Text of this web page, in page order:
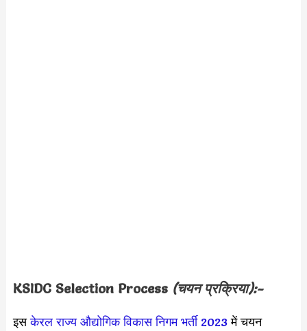
KSIDC Selection Process (चयन प्रक्रिया):-
इसकेरल राज्य औद्योगिक विकास निगम भर्ती 2023में चयन